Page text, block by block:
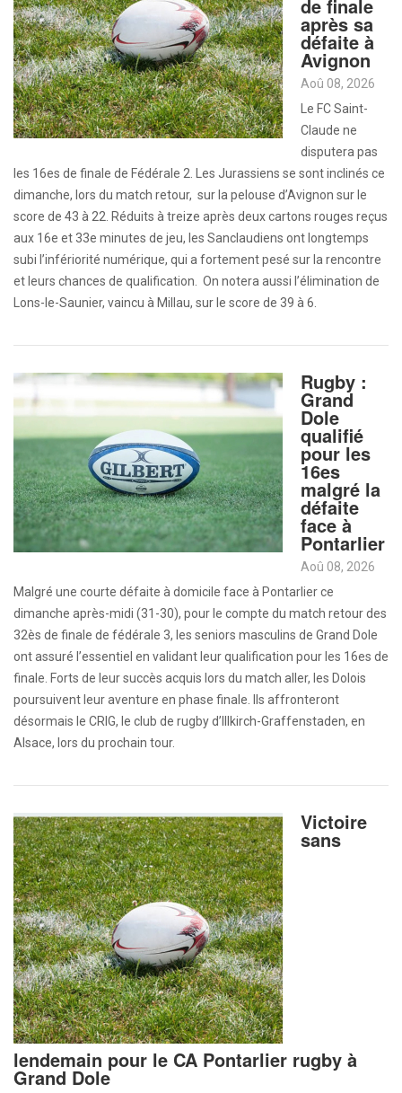
de finale
après sa
défaite à
Avignon
Aoû 08, 2026
Le FC Saint-
Claude ne
disputera pas
les 16es de finale de Fédérale 2. Les Jurassiens se sont inclinés ce
dimanche, lors du match retour, sur la pelouse d’Avignon sur le
score de 43 à 22. Réduits à treize après deux cartons rouges reçus
aux 16e et 33e minutes de jeu, les Sanclaudiens ont longtemps
subi l’infériorité numérique, qui a fortement pesé sur la rencontre
et leurs chances de qualification. On notera aussi l’élimination de
Lons-le-Saunier, vaincu à Millau, sur le score de 39 à 6.
Rugby :
Grand
Dole
qualifié
pour les
16es
malgré la
défaite
face à
Pontarlier
Aoû 08, 2026
Malgré une courte défaite à domicile face à Pontarlier ce
dimanche après-midi (31-30), pour le compte du match retour des
32ès de finale de fédérale 3, les seniors masculins de Grand Dole
ont assuré l’essentiel en validant leur qualification pour les 16es de
finale. Forts de leur succès acquis lors du match aller, les Dolois
poursuivent leur aventure en phase finale. Ils affronteront
désormais le CRIG, le club de rugby d’Illkirch-Graffenstaden, en
Alsace, lors du prochain tour.
Victoire
sans
lendemain pour le CA Pontarlier rugby à
Grand Dole